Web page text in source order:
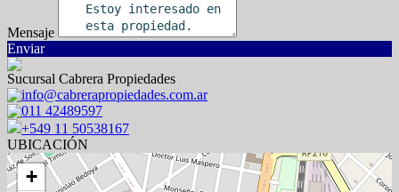
Mensaje
Enviar
Sucursal Cabrera Propiedades
info@cabrerapropiedades.com.ar
011 42489597
+549 11 50538167
UBICACIÓN
+